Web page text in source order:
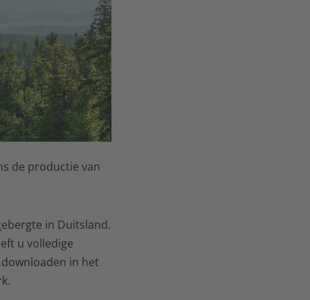
de productie van
in Duitsland.
u volledige
in het